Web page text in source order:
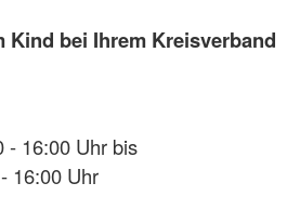
Kind bei Ihrem Kreisverband
- 16:00 Uhr bis
16:00 Uhr